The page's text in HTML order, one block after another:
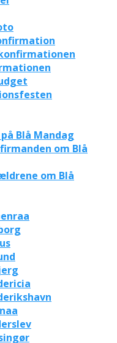
Blå Mandag
om Blå
om Blå